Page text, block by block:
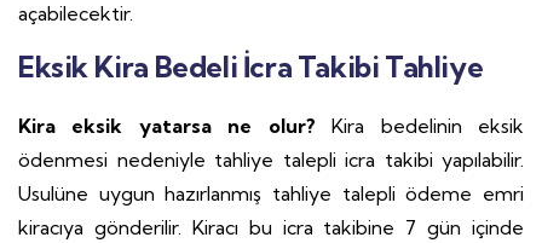
açabilecektir.
Eksik Kira Bedeli İcra Takibi Tahliye
Kira eksik yatarsa ne olur? Kira bedelinin eksik
ödenmesi nedeniyle tahliye talepli icra takibi yapılabilir.
Usulüne uygun hazırlanmış tahliye talepli ödeme emri
kiracıya gönderilir. Kiracı bu icra takibine 7 gün içinde